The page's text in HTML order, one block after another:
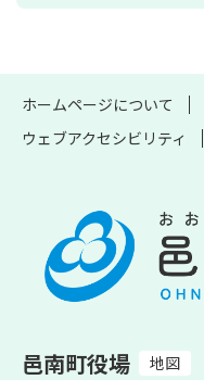
ホームページについて
ウェブアクセシビリティ
邑南町役場 地図